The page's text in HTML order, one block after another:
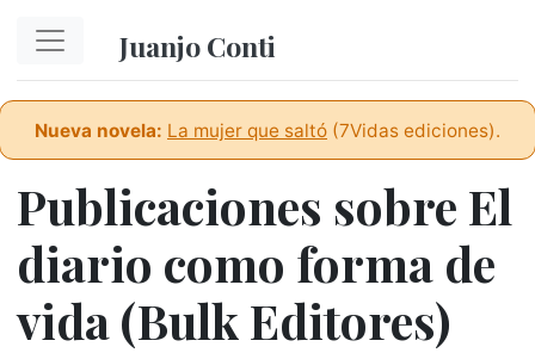
Juanjo Conti
Nueva novela: La mujer que saltó (7Vidas ediciones).
Publicaciones sobre El
diario como forma de
vida (Bulk Editores)